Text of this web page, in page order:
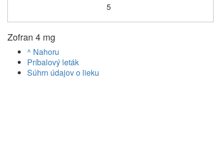
5
Zofran 4 mg
^ Nahoru
Príbalový leták
Súhrn údajov o lieku